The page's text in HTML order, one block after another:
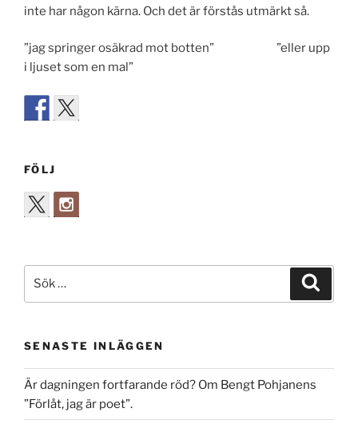
inte har någon kärna. Och det är förstås utmärkt så.
”jag springer osäkrad mot botten” ”eller upp
i ljuset som en mal”
FÖLJ
efter:
SENASTE INLÄGGEN
Är dagningen fortfarande röd? Om Bengt Pohjanens
”Förlåt, jag är poet”.